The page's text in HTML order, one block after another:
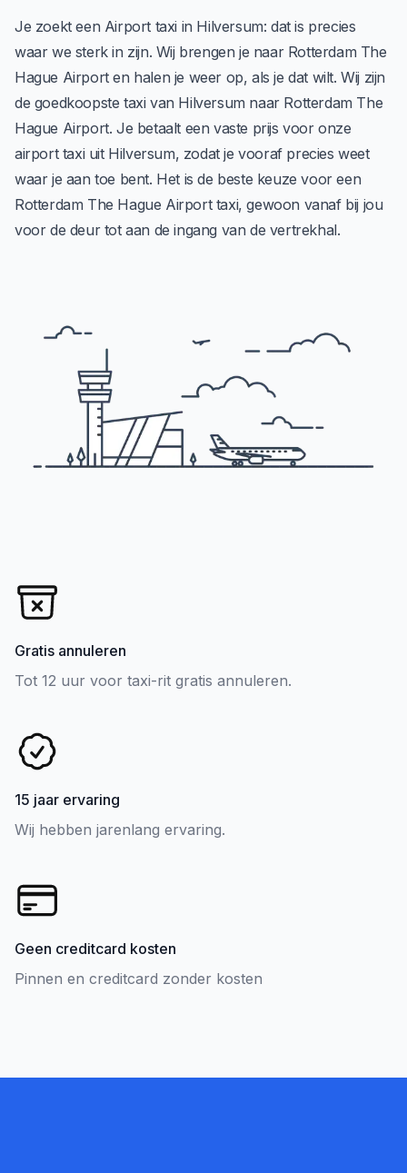
Je zoekt een Airport taxi in Hilversum: dat is precies
waar we sterk in zijn. Wij brengen je naar Rotterdam The
Hague Airport en halen je weer op, als je dat wilt. Wij zijn
de goedkoopste taxi van Hilversum naar Rotterdam The
Hague Airport. Je betaalt een vaste prijs voor onze
airport taxi uit Hilversum, zodat je vooraf precies weet
waar je aan toe bent. Het is de beste keuze voor een
Rotterdam The Hague Airport taxi, gewoon vanaf bij jou
voor de deur tot aan de ingang van de vertrekhal.
Gratis annuleren
Tot 12 uur voor taxi-rit gratis annuleren.
15 jaar ervaring
Wij hebben jarenlang ervaring.
Geen creditcard kosten
Pinnen en creditcard zonder kosten